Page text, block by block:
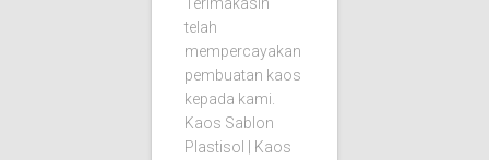
telah
mempercayakan
pembuatan kaos
kepada kami.
Kaos Sablon
Plastisol | Kaos